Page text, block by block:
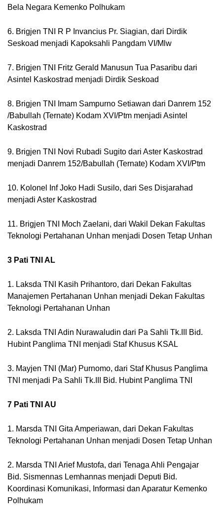
Bela Negara Kemenko Polhukam
6. Brigjen TNI R P Invancius Pr. Siagian, dari Dirdik
Seskoad menjadi Kapoksahli Pangdam VI/Mlw
7. Brigjen TNI Fritz Gerald Manusun Tua Pasaribu dari
Asintel Kaskostrad menjadi Dirdik Seskoad
8. Brigjen TNI Imam Sampurno Setiawan dari Danrem 152
/Babullah (Ternate) Kodam XVI/Ptm menjadi Asintel
Kaskostrad
9. Brigjen TNI Novi Rubadi Sugito dari Aster Kaskostrad
menjadi Danrem 152/Babullah (Ternate) Kodam XVI/Ptm
10. Kolonel Inf Joko Hadi Susilo, dari Ses Disjarahad
menjadi Aster Kaskostrad
11. Brigjen TNI Moch Zaelani, dari Wakil Dekan Fakultas
Teknologi Pertahanan Unhan menjadi Dosen Tetap Unhan
3 Pati TNI AL
1. Laksda TNI Kasih Prihantoro, dari Dekan Fakultas
Manajemen Pertahanan Unhan menjadi Dekan Fakultas
Teknologi Pertahanan Unhan
2. Laksda TNI Adin Nurawaludin dari Pa Sahli Tk.III Bid.
Hubint Panglima TNI menjadi Staf Khusus KSAL
3. Mayjen TNI (Mar) Purnomo, dari Staf Khusus Panglima
TNI menjadi Pa Sahli Tk.III Bid. Hubint Panglima TNI
7 Pati TNI AU
1. Marsda TNI Gita Amperiawan, dari Dekan Fakultas
Teknologi Pertahanan Unhan menjadi Dosen Tetap Unhan
2. Marsda TNI Arief Mustofa, dari Tenaga Ahli Pengajar
Bid. Sismennas Lemhannas menjadi Deputi Bid.
Koordinasi Komunikasi, Informasi dan Aparatur Kemenko
Polhukam